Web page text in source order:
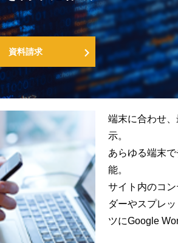
資料請求
端末に合わせ
示。
あらゆる端末
能。
サイト内のコ
ダーやスプレ
ツにGoogle